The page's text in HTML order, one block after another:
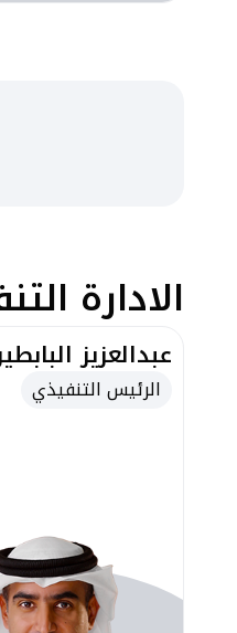
الادارة
عبدالعزيز
الرئيس التنفيذي